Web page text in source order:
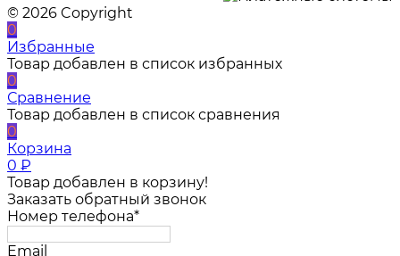
© 2026 Copyright
0
Избранные
Товар добавлен в список избранных
0
Сравнение
Товар добавлен в список сравнения
0
Корзина
0 ₽
Товар добавлен в корзину!
Заказать обратный звонок
Номер телефона*
Email